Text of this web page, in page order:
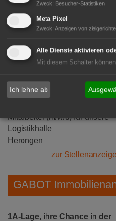
Mitarbeiter (m/w/d) für unsere
Logistikhalle
Herongen
zur Stellenanzeige
GABOT
1A-Lage, ihre Chance in der
Zweck: Besucher-Statistiken
Meta Pixel
Zweck: Anzeigen von
Alle Dienste aktivieren
Mit diesem Schalter
Ich lehne ab